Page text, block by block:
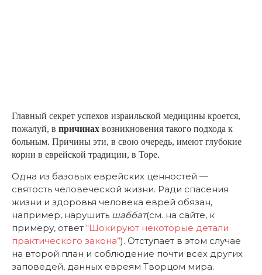
Главный секрет успехов израильской медицины кроется,
пожалуй, в причинах возникновения такого подхода к
больным. Причины эти, в свою очередь, имеют глубокие
корни в еврейской традиции, в Торе.
Одна из базовых еврейских ценностей —
святость человеческой жизни. Ради спасения
жизни и здоровья человека еврей обязан,
например, нарушить шаббат(см. на сайте, к
примеру, ответ “Шокируют некоторые детали
практического закона”). Отступает в этом случае
на второй план и соблюдение почти всех других
заповедей, данных евреям Творцом мира.